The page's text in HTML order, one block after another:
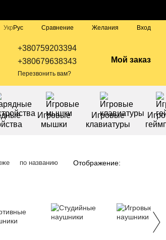
Укр Рус Сравнение Желания Вход
+380759203394
+380679638343
Перезвонить вам?
Мой заказ
Игровые
мышки
Игровые
клавиатуры
по названию Отображение: